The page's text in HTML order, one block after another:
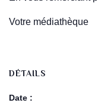
Votre médiathèque
DÉTAILS
Date :